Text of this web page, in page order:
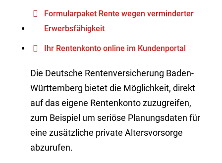
Formularpaket Rente wegen verminderter
Erwerbsfähigkeit
Ihr Rentenkonto online im Kundenportal
Die Deutsche Rentenversicherung Baden-
Württemberg bietet die Möglichkeit, direkt
auf das eigene Rentenkonto zuzugreifen,
zum Beispiel um seriöse Planungsdaten für
eine zusätzliche private Altersvorsorge
abzurufen.